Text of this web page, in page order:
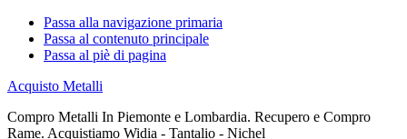
Passa alla navigazione primaria
Passa al contenuto principale
Passa al piè di pagina
Acquisto Metalli
Compro Metalli In Piemonte e Lombardia. Recupero e Compro
Rame. Acquistiamo Widia - Tantalio - Nichel